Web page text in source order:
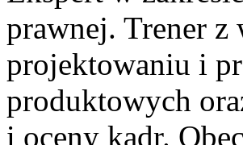
prawnej. Trener
projektowaniu i
produktowych
i oceny kadr.